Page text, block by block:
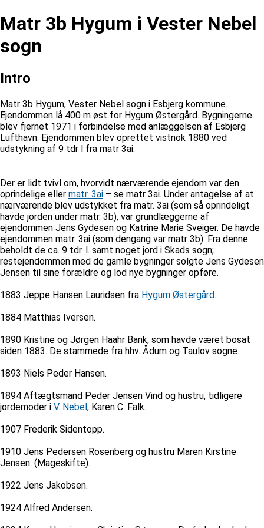
Matr 3b Hygum i Vester Nebel
sogn
Intro
Matr 3b Hygum, Vester Nebel sogn i Esbjerg kommune.
Ejendommen lå 400 m øst for Hygum Østergård. Bygningerne
blev fjernet 1971 i forbindelse med anlæggelsen af Esbjerg
Lufthavn. Ejendommen blev oprettet vistnok 1880 ved
udstykning af 9 tdr l fra matr 3ai.
Der er lidt tvivl om, hvorvidt nærværende ejendom var den
oprindelige eller matr. 3ai – se matr 3ai. Under antagelse af at
nærværende blev udstykket fra matr. 3ai (som så oprindeligt
havde jorden under matr. 3b), var grundlæggerne af
ejendommen Jens Gydesen og Katrine Marie Sveiger. De havde
ejendommen matr. 3ai (som dengang var matr 3b). Fra denne
beholdt de ca. 9 tdr. l. samt noget jord i Skads sogn;
restejendommen med de gamle bygninger solgte Jens Gydesen
Jensen til sine forældre og lod nye bygninger opføre.
1883 Jeppe Hansen Lauridsen fra Hygum Østergård.
1884 Matthias Iversen.
1890 Kristine og Jørgen Haahr Bank, som havde været bosat
siden 1883. De stammede fra hhv. Ådum og Taulov sogne.
1893 Niels Peder Hansen.
1894 Aftægtsmand Peder Jensen Vind og hustru, tidligere
jordemoder i V. Nebel, Karen C. Falk.
1907 Frederik Sidentopp.
1910 Jens Pedersen Rosenberg og hustru Maren Kirstine
Jensen. (Mageskifte).
1922 Jens Jakobsen.
1924 Alfred Andersen.